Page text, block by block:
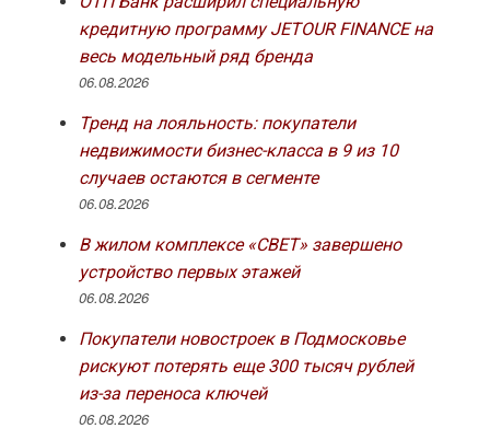
кредитную программу JETOUR FINANCE на
весь модельный ряд бренда
06.08.2026
Тренд на лояльность: покупатели
недвижимости бизнес-класса в 9 из 10
случаев остаются в сегменте
06.08.2026
В жилом комплексе «СВЕТ» завершено
устройство первых этажей
06.08.2026
Покупатели новостроек в Подмосковье
рискуют потерять еще 300 тысяч рублей
из-за переноса ключей
06.08.2026